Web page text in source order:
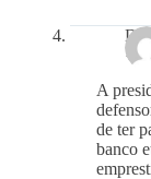
15
A
de ter
banco